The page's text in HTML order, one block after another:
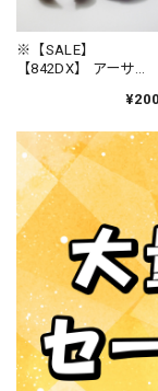
※【SALE】
【842DX】 アーサ
（プロトタイプ）霊
フード付きショー
ト ねんどろいど
¥200